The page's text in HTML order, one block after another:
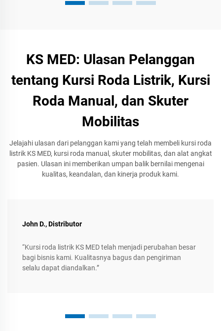
KS MED: Ulasan Pelanggan
tentang Kursi Roda Listrik, Kursi
Roda Manual, dan Skuter
Mobilitas
Jelajahi ulasan dari pelanggan kami yang telah membeli kursi roda
listrik KS MED, kursi roda manual, skuter mobilitas, dan alat angkat
pasien. Ulasan ini memberikan umpan balik bernilai mengenai
kualitas, keandalan, dan kinerja produk kami.
John D., Distributor
“Kursi roda listrik KS MED telah menjadi perubahan besar
bagi bisnis kami. Kualitasnya bagus dan pengiriman
selalu dapat diandalkan.”